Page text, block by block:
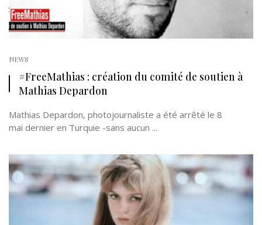
NEWS
#FreeMathias : création du comité de soutien à
Mathias Depardon
Mathias Depardon, photojournaliste a été arrêté le 8
mai dernier en Turquie -sans aucun ...